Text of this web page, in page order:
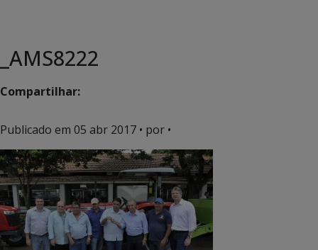
_AMS8222
Compartilhar:
Publicado em 05 abr 2017 • por •